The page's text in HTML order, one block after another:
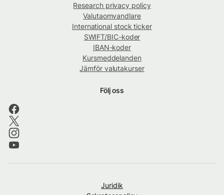
Research privacy policy
Valutaomvandlare
International stock ticker
SWIFT/BIC-koder
IBAN-koder
Kursmeddelanden
Jämför valutakurser
Följ oss
Juridik